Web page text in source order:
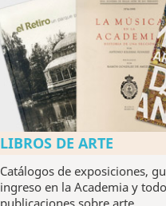
LIBROS DE ARTE
Catálogos de exposiciones,
ingreso en la Academia y
publicaciones sobre arte.